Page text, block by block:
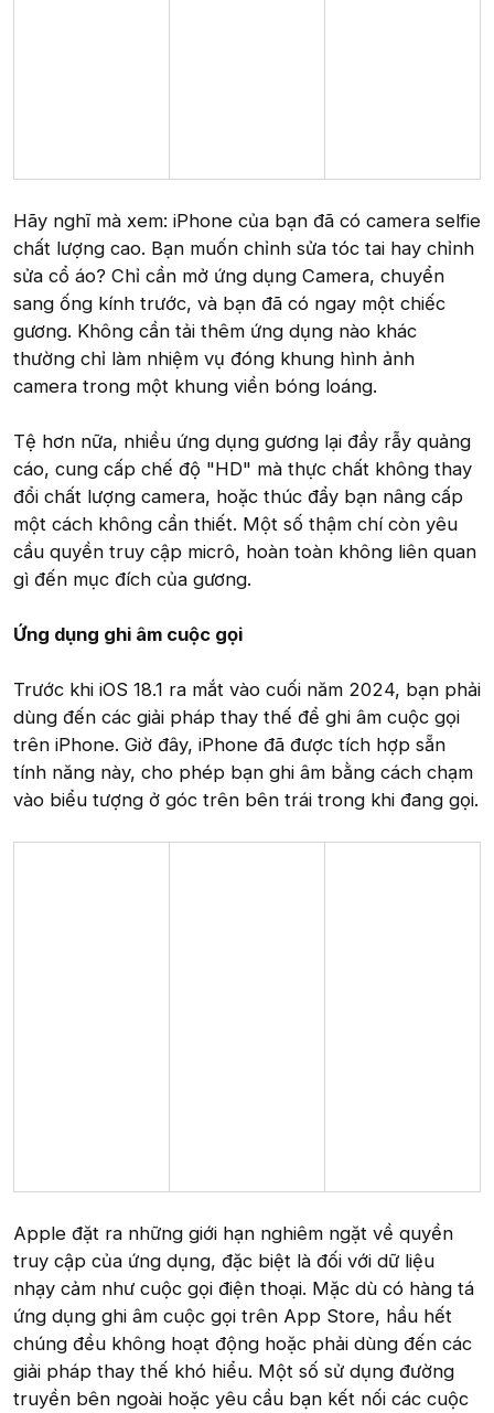
Hãy nghĩ mà xem: iPhone của bạn đã có camera selfie
chất lượng cao. Bạn muốn chỉnh sửa tóc tai hay chỉnh
sửa cổ áo? Chỉ cần mở ứng dụng Camera, chuyển
sang ống kính trước, và bạn đã có ngay một chiếc
gương. Không cần tải thêm ứng dụng nào khác
thường chỉ làm nhiệm vụ đóng khung hình ảnh
camera trong một khung viền bóng loáng.
Tệ hơn nữa, nhiều ứng dụng gương lại đầy rẫy quảng
cáo, cung cấp chế độ "HD" mà thực chất không thay
đổi chất lượng camera, hoặc thúc đẩy bạn nâng cấp
một cách không cần thiết. Một số thậm chí còn yêu
cầu quyền truy cập micrô, hoàn toàn không liên quan
gì đến mục đích của gương.
Ứng dụng ghi âm cuộc gọi
Trước khi iOS 18.1 ra mắt vào cuối năm 2024, bạn phải
dùng đến các giải pháp thay thế để ghi âm cuộc gọi
trên iPhone. Giờ đây, iPhone đã được tích hợp sẵn
tính năng này, cho phép bạn ghi âm bằng cách chạm
vào biểu tượng ở góc trên bên trái trong khi đang gọi.
Apple đặt ra những giới hạn nghiêm ngặt về quyền
truy cập của ứng dụng, đặc biệt là đối với dữ liệu
nhạy cảm như cuộc gọi điện thoại. Mặc dù có hàng tá
ứng dụng ghi âm cuộc gọi trên App Store, hầu hết
chúng đều không hoạt động hoặc phải dùng đến các
giải pháp thay thế khó hiểu. Một số sử dụng đường
truyền bên ngoài hoặc yêu cầu bạn kết nối các cuộc